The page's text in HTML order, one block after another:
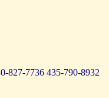
827-7736 435-790-8932